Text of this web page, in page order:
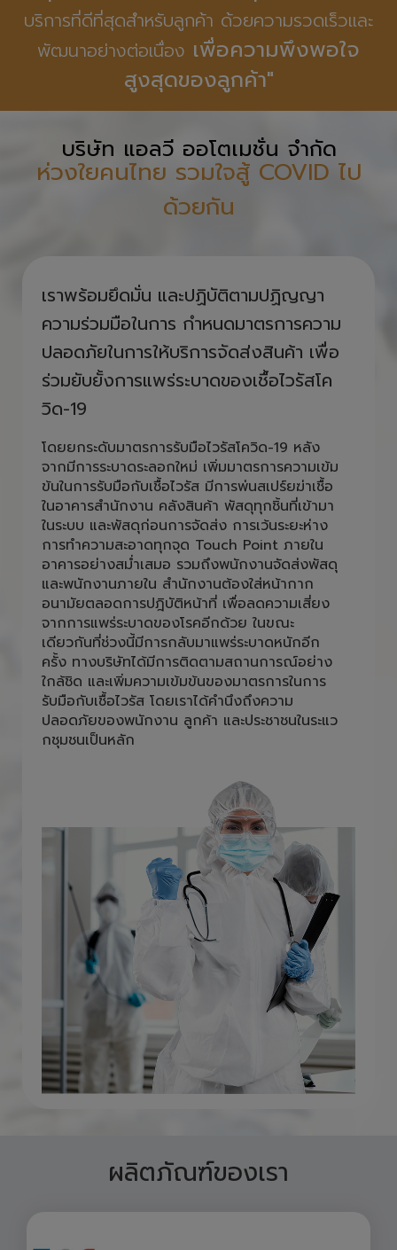
บริการที่ดีที่สุดสำหรับลูกค้า ด้วยความรวดเร็วและ
พัฒนาอย่างต่อเนื่อง เพื่อความพึงพอใจ
สูงสุดของลูกค้า"
บริษัท แอลวี ออโตเมชั่น จำกัด
ห่วงใยคนไทย รวมใจสู้ COVID ไป
ด้วยกัน
เราพร้อมยึดมั่น และปฏิบัติตามปฏิญญา
ความร่วมมือในการ กำหนดมาตรการความ
ปลอดภัยในการให้บริการจัดส่งสินค้า เพื่อ
ร่วมยับยั้งการแพร่ระบาดของเชื้อไวรัสโค
วิด-19
โดยยกระดับมาตรการรับมือไวรัสโควิด-19 หลัง
จากมีการระบาดระลอกใหม่ เพิ่มมาตรการความเข้ม
ข้นในการรับมือกับเชื้อไวรัส มีการพ่นสเปร์ยฆ่าเชื้อ
ในอาคารสำนักงาน คลังสินค้า พัสดุทุกชิ้นที่เข้ามา
ในระบบ และพัสดุก่อนการจัดส่ง การเว้นระยะห่าง
การทำความสะอาดทุกจุด Touch Point ภายใน
อาคารอย่างสม่ำเสมอ รวมถึงพนักงานจัดส่งพัสดุ
และพนักงานภายใน สำนักงานต้องใส่หน้ากาก
อนามัยตลอดการปฎิบัติหน้าที่ เพื่อลดความเสี่ยง
จากการแพร่ระบาดของโรคอีกด้วย ในขณะ
เดียวกันที่ช่วงนี้มีการกลับมาแพร่ระบาดหนักอีก
ครั้ง ทางบริษัทได้มีการติดตามสถานการณ์อย่าง
ใกล้ชิด และเพิ่มความเข้มข้นของมาตรการในการ
รับมือกับเชื้อไวรัส โดยเราได้คำนึงถึงความ
ปลอดภัยของพนักงาน ลูกค้า และประชาชนในระแว
กชุมชนเป็นหลัก
ผลิตภัณฑ์ของเรา